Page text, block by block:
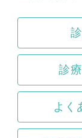
診
よく